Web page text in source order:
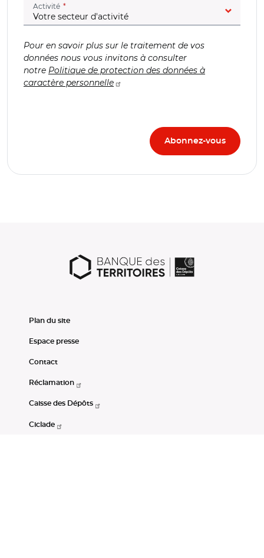
Activité (champ obligatoire)
Pour en savoir plus sur le traitement de vos
données nous vous invitons à consulter
notre Politique de protection des données à
caractère personnelle
Plan du site
Espace presse
Contact
Réclamation
Caisse des Dépôts
Ciclade